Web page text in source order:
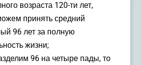
возраста 120-ти лет,
принять средний
96 лет за полную
жизни;
96 на четыре пады, то